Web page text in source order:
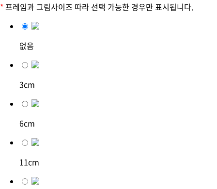
*프레임과 그림사이즈 따라 선택 가능한 경우만 표시됩니다.
없음
3cm
6cm
11cm